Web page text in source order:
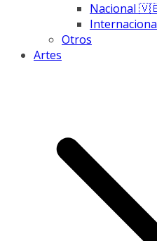
Nacional
Otros
Artes